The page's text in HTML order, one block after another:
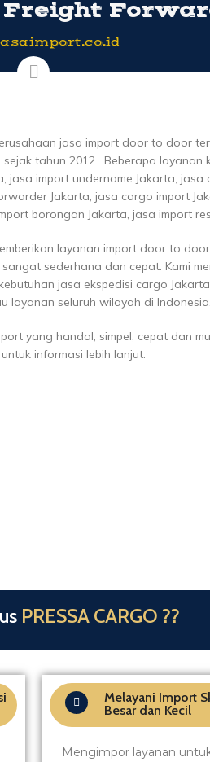
jasa import door to door
sejak tahun 2012. Beberapa layanan
jasa import undername Jakarta, jasa
Jakarta, jasa cargo import
borongan Jakarta, jasa import
layanan import door to
sederhana dan cepat. Kami
jasa ekspedisi cargo
layanan seluruh wilayah di Indonesia.
yang handal, simpel, cepat dan
informasi lebih lanjut.
PRESSA CARGO ??
Melayani Import
Besar dan Kecil
Mengimpor layanan